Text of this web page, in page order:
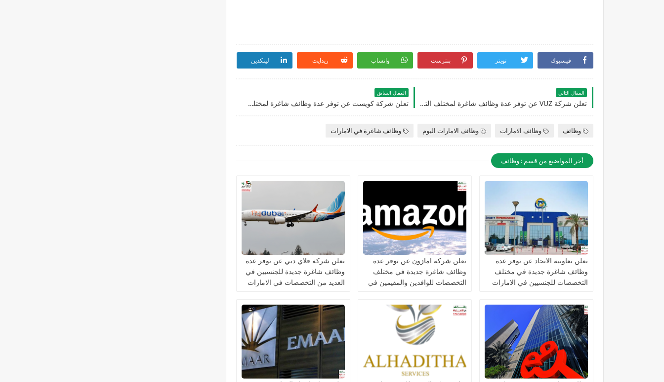
فيسبوك تويتر بنترست واتساب ريدايت لينكدين
المقال التالي
تعلن شركة VUZ عن توفر عدة وظائف شاغرة لمختلف التخصصات للرجال والنساء بالامارات
المقال السابق
تعلن شركة كويست عن توفر عدة وظائف شاغرة لمختلف التخصصات للرجال والنساء بالامارات
وظائف وظائف الامارات وظائف الامارات اليوم وظائف شاغرة في الامارات
أخر المواضيع من قسم : وظائف
تعلن تعاونية الاتحاد عن توفر عدة
وظائف شاغرة جديدة في مختلف
التخصصات للجنسيين في الامارات
تعلن شركة امازون عن توفر عدة
وظائف شاغرة جديدة في مختلف
التخصصات للوافدين والمقيمين في
تعلن شركة فلاي دبي عن توفر عدة
وظائف شاغرة جديدة للجنسيين في
العديد من التخصصات في الامارات